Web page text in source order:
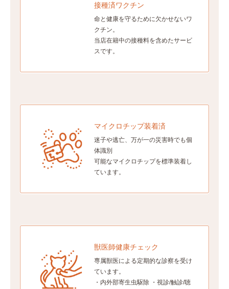
接種済ワクチン
命と健康を守るために欠かせないワ
クチン。
当店在籍中の接種料を含めたサービ
スです。
マイクロチップ装着済
迷子や逃亡、万が一の災害時でも個
体識別
可能なマイクロチップを標準装着し
ています。
獣医師健康チェック
専属獣医による定期的な診察を受け
ています。
・内外部寄生虫駆除 ・視診/触診/聴